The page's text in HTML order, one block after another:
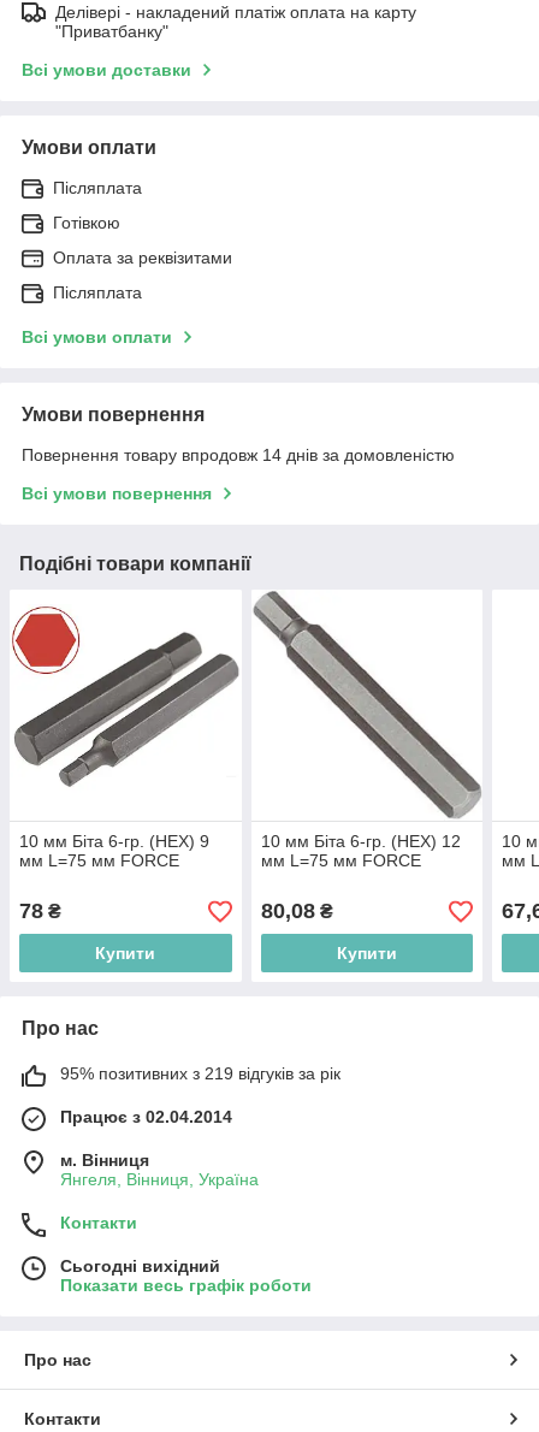
Делівері - накладений платіж оплата на карту
"Приватбанку"
Всі умови доставки
Умови оплати
Післяплата
Готівкою
Оплата за реквізитами
Післяплата
Всі умови оплати
Умови повернення
Повернення товару впродовж 14 днів за домовленістю
Всі умови повернення
Подібні товари компанії
10 мм Біта 6-гр. (HEX) 9
мм L=75 мм FORCE
78 ₴
Купити
10 мм Біта 6-гр. (HEX) 12
мм L=75 мм FORCE
80,08₴
Купити
10
мм
Про нас
95% позитивних з 219 відгуків за рік
Працює з 02.04.2014
м. Вінниця
Янгеля, Вінниця, Україна
Контакти
Сьогодні вихідний
Показати весь графік роботи
Про нас
Контакти